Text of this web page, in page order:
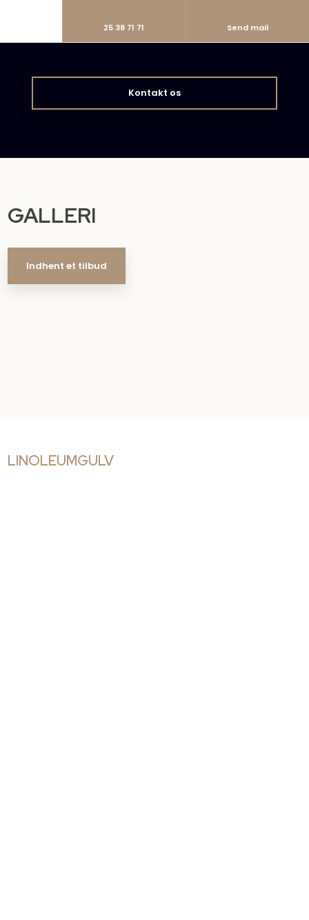
25 38 71 71 Send mail
Kontakt os​
GALLERI
Indhent et tilbud​
LINOLEUMGULV​